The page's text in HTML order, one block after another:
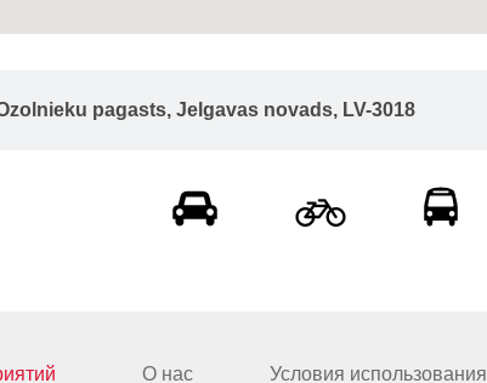
pagasts, Jelgavas novads, LV-3018
О нас Условия использования